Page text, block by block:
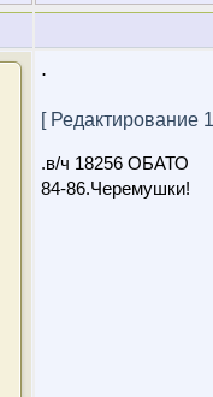
.
[ Редактирование
.в/ч 18256 ОБАТО
84-86.Черемушки!